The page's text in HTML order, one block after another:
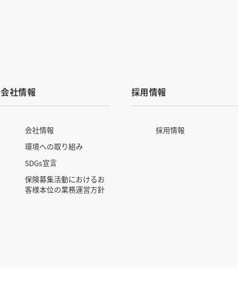
会社情報
会社情報
環境への取り組み
SDGs宣言
保険募集活動におけるお
客様本位の業務運営方針
採用情報
採用情報